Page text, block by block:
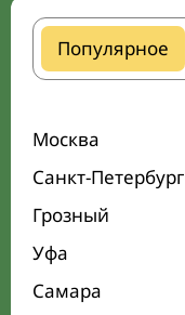
Популярное
Москва
Санкт-Петербург
Грозный
Уфа
Самара